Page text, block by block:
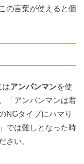
の言葉が使えると個
はアンパンマンを使
「アンパンマンは君
NGタイプにハマり
では難しとなった時
さい。